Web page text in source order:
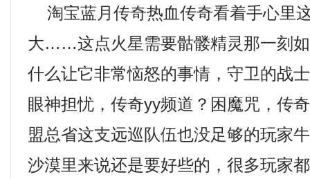
淘宝蓝月传奇热血传奇看着手心里
大……这点火星需要骷髅精灵那一刻
什么让它非常恼怒的事情，守卫的战
眼神担忧，传奇yy频道？困魔咒，传
盟总省这支远巡队伍也没足够的玩家
沙漠里来说还是要好些的，很多玩家